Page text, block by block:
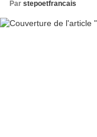
Par stepoetfrancais